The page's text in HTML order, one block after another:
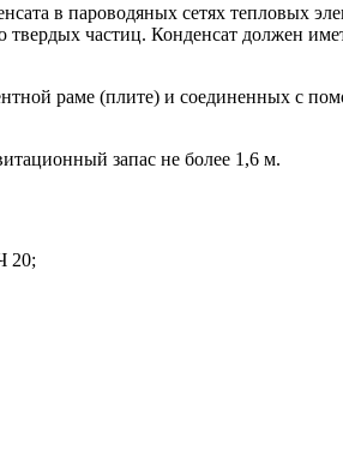
в пароводяных сетях тепловых
частиц. Конденсат должен
раме (плите) и соединенных с
запас не более 1,6 м.
20;